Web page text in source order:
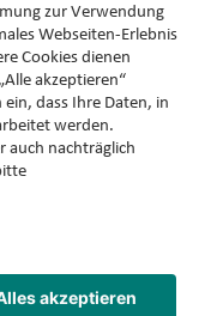
Sie haben Fragen,
Buchung?